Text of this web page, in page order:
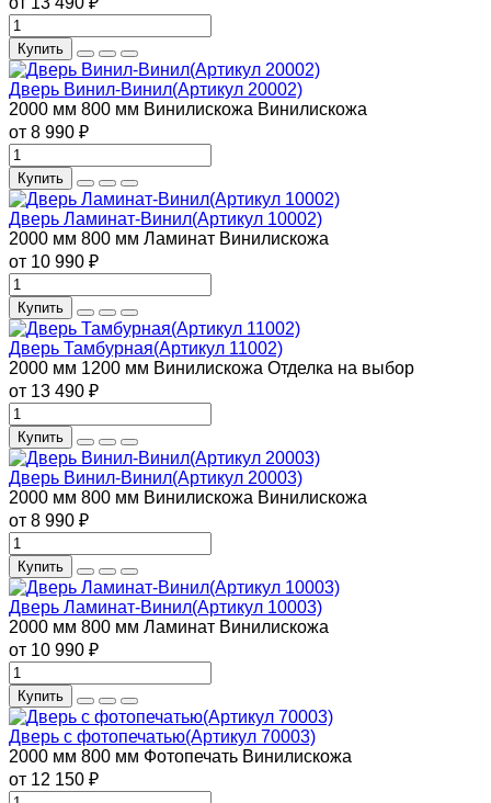
Купить
Дверь Винил-Винил(Артикул 20002)
2000 мм 800 мм Винилискожа Винилискожа
от 8 990 ₽
Купить
Дверь Ламинат-Винил(Артикул 10002)
2000 мм 800 мм Ламинат Винилискожа
от 10 990 ₽
Купить
Дверь Тамбурная(Артикул 11002)
2000 мм 1200 мм Винилискожа Отделка на выбор
от 13 490 ₽
Купить
Дверь Винил-Винил(Артикул 20003)
2000 мм 800 мм Винилискожа Винилискожа
от 8 990 ₽
Купить
Дверь Ламинат-Винил(Артикул 10003)
2000 мм 800 мм Ламинат Винилискожа
от 10 990 ₽
Купить
Дверь с фотопечатью(Артикул 70003)
2000 мм 800 мм Фотопечать Винилискожа
от 12 150 ₽